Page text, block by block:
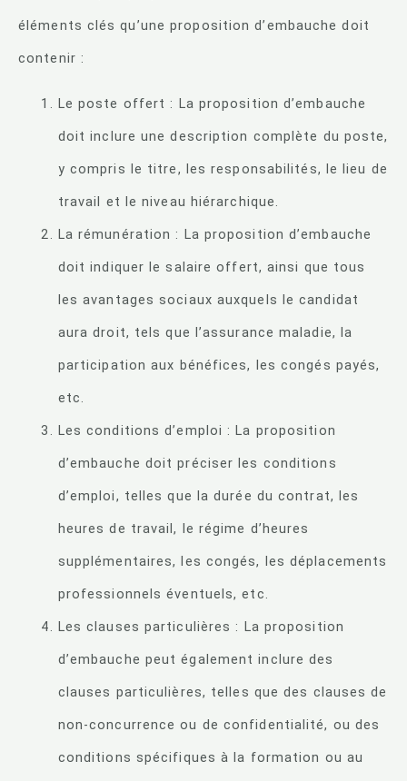
éléments clés qu’une proposition d’embauche doit
contenir :
Le poste offert : La proposition d’embauche
doit inclure une description complète du poste,
y compris le titre, les responsabilités, le lieu de
travail et le niveau hiérarchique.
La rémunération : La proposition d’embauche
doit indiquer le salaire offert, ainsi que tous
les avantages sociaux auxquels le candidat
aura droit, tels que l’assurance maladie, la
participation aux bénéfices, les congés payés,
etc.
Les conditions d’emploi : La proposition
d’embauche doit préciser les conditions
d’emploi, telles que la durée du contrat, les
heures de travail, le régime d’heures
supplémentaires, les congés, les déplacements
professionnels éventuels, etc.
Les clauses particulières : La proposition
d’embauche peut également inclure des
clauses particulières, telles que des clauses de
non-concurrence ou de confidentialité, ou des
conditions spécifiques à la formation ou au